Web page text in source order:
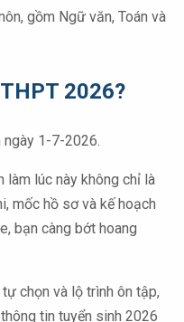
gồm Ngữ văn, Toán và
2026?
1-7-2026.
làm lúc này không chỉ là
mốc hồ sơ và kế hoạch
bạn càng bớt hoang
chọn và lộ trình ôn tập,
tin tuyển sinh 2026